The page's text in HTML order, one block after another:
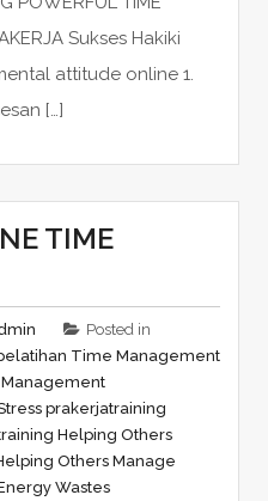
Sukses Hakiki
attitude online 1.
[…]
TIME
Posted in
Time Management
prakerjatraining
Helping Others
Others Manage
Wastes